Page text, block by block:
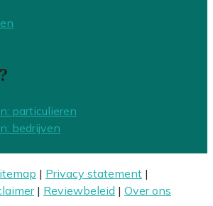
particulieren
bedrijven
| Privacy statement |
| Reviewbeleid | Over ons